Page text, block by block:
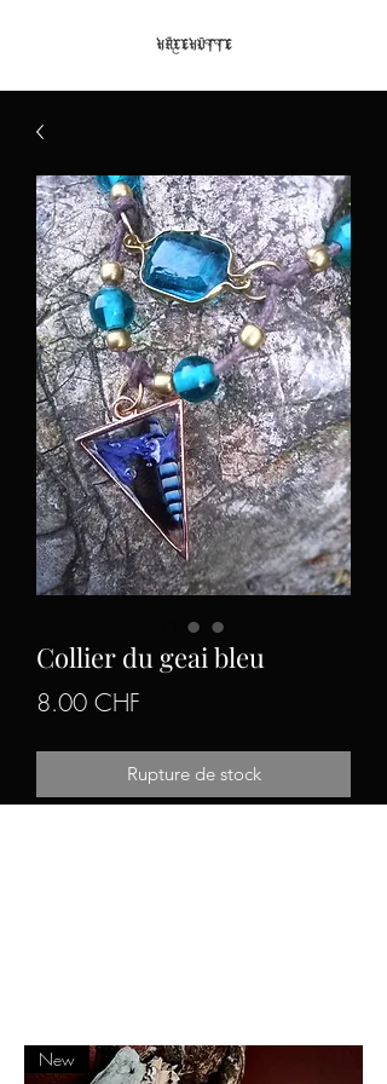
Collier du geai bleu
8.00 CHF
Rupture de stock
New